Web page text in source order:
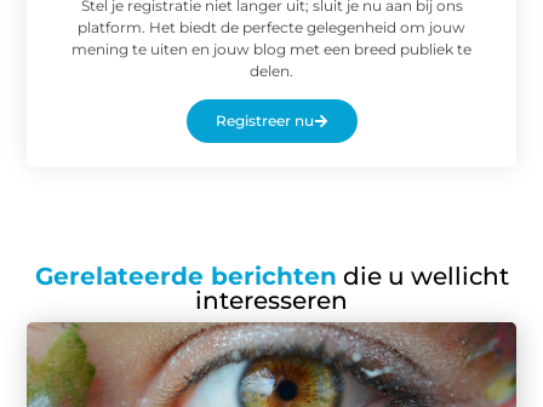
Stel je registratie niet langer uit; sluit je nu aan bij ons
platform. Het biedt de perfecte gelegenheid om jouw
mening te uiten en jouw blog met een breed publiek te
delen.
Registreer nu
Gerelateerde berichten die u wellicht
interesseren